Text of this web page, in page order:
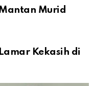
Murid
Kekasih di